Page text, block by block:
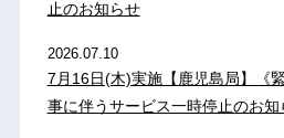
止のお知らせ
2026.07.10
7月16日(木)実施【鹿児島局】《
事に伴うサービス一時停止のお知